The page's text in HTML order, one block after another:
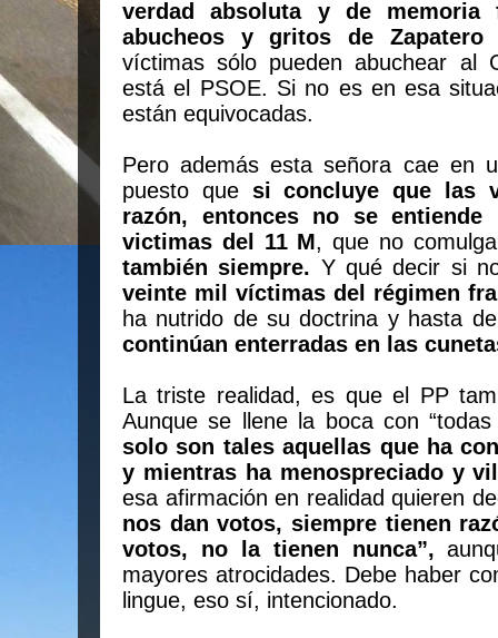
verdad absoluta y de
abucheos y gritos de
víctimas sólo pueden abuchear al
está el PSOE. Si no es en esa
están equivocadas.
Pero además esta señora cae en
puesto que si concluye que las
razón, entonces no se
victimas del 11 M, que no
también siempre. Y qué decir si
veinte mil víctimas del régimen
ha nutrido de su doctrina y hasta
continúan enterradas en las
La triste realidad, es que e l PP
Aunque se llene la boca con
solo son tales aquellas que ha
y mientras ha menospreciado y
esa afirmación en realidad quieren
nos dan votos, siempre tienen
votos, no la tienen nunca”,
mayores atrocidades. Debe haber
lingue, eso sí, intencionado.